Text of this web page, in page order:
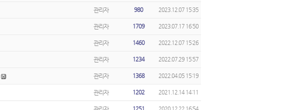
관리자 980 2023.12.07 15:35
관리자 1709 2023.07.17 16:50
관리자 1460 2022.12.07 15:26
관리자 1234 2022.07.29 15:57
관리자 1368 2022.04.05 15:19
관리자 1202 2021.12.14 14:11
1251 2020.12.22 16:54